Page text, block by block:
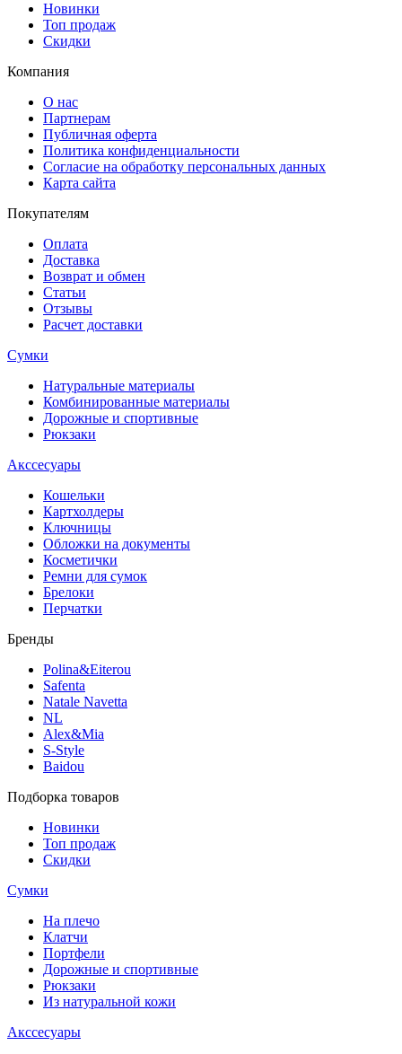
Новинки
Топ продаж
Скидки
Компания
О нас
Партнерам
Публичная оферта
Политика конфиденциальности
Согласие на обработку персональных данных
Карта сайта
Покупателям
Оплата
Доставка
Возврат и обмен
Статьи
Отзывы
Расчет доставки
Сумки
Натуральные материалы
Комбинированные материалы
Дорожные и спортивные
Рюкзаки
Акссесуары
Кошельки
Картхолдеры
Ключницы
Обложки на документы
Косметички
Ремни для сумок
Брелоки
Перчатки
Бренды
Polina&Eiterou
Safenta
Natale Navetta
NL
Alex&Mia
S-Style
Baidou
Подборка товаров
Новинки
Топ продаж
Скидки
Сумки
На плечо
Клатчи
Портфели
Дорожные и спортивные
Рюкзаки
Из натуральной кожи
Акссесуары